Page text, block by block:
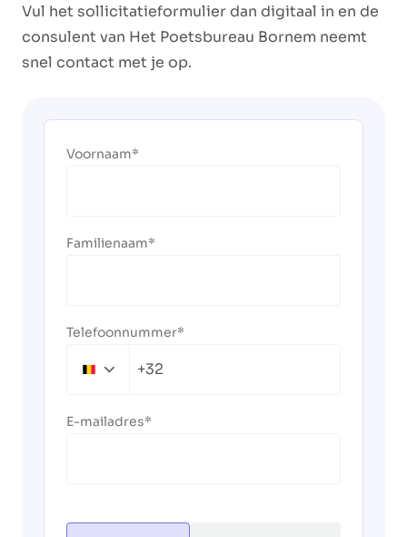
Vul het sollicitatieformulier dan digitaal in en de
consulent van Het Poetsbureau Bornem neemt
snel contact met je op.
Voornaam
Familienaam
Telefoonnummer
Belgium+32
E-mailadres